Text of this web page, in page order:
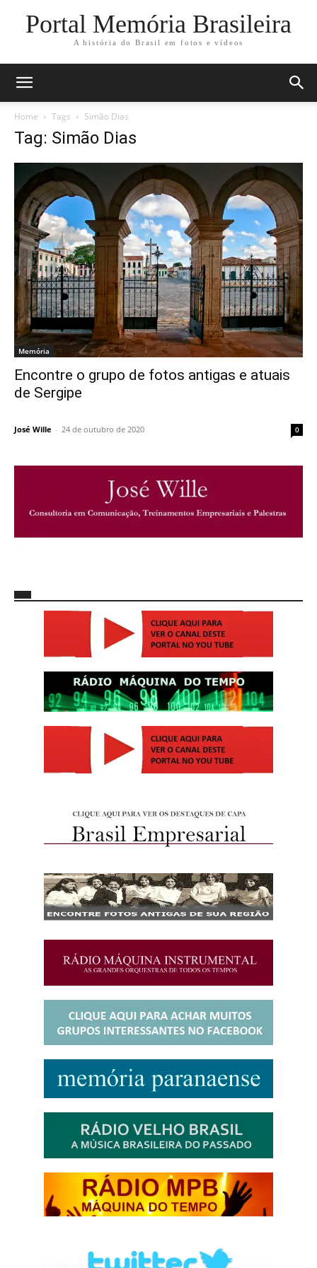
Portal Memória Brasileira
A história do Brasil em fotos e vídeos
Home Tags Simão Dias
Tag: Simão Dias
Memória
Encontre o grupo de fotos antigas e atuais
de Sergipe
José Wille - 24 de outubro de 2020 0
http://josewille.com.br